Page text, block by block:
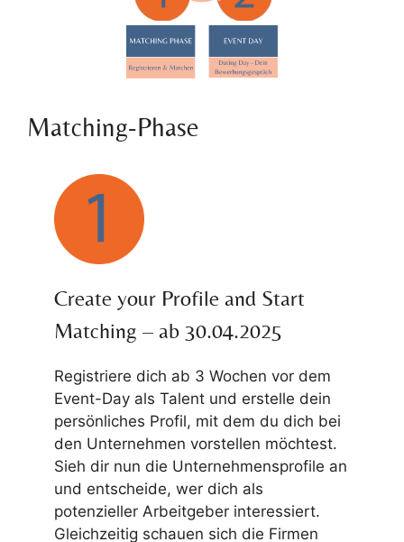
Matching-Phase
Create your Profile and Start
Matching – ab 30.04.2025
Registriere dich ab 3 Wochen vor dem
Event-Day als Talent und erstelle dein
persönliches Profil, mit dem du dich bei
den Unternehmen vorstellen möchtest.
Sieh dir nun die Unternehmensprofile an
und entscheide, wer dich als
potenzieller Arbeitgeber interessiert.
Gleichzeitig schauen sich die Firmen